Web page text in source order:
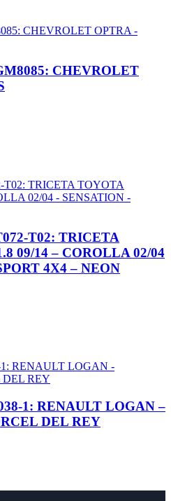
CHEVROLET
T02: TRICETA
09/14 – COROLLA 02/04
4X4 – NEON
1: RENAULT LOGAN –
DEL REY